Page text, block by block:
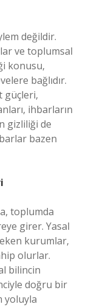
değildir.
ve toplumsal
konusu,
bağlıdır.
güçleri,
ihbarların
gizliliği de
bazen
toplumda
girer. Yasal
kurumlar,
olurlar.
bilincin
doğru bir
yoluyla